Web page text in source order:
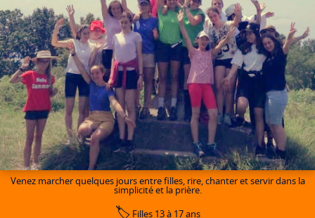
Venez marcher quelques jours entre filles, rire, chanter et servir dans la
simplicité et la prière.
🏷️Filles 13 à 17 ans